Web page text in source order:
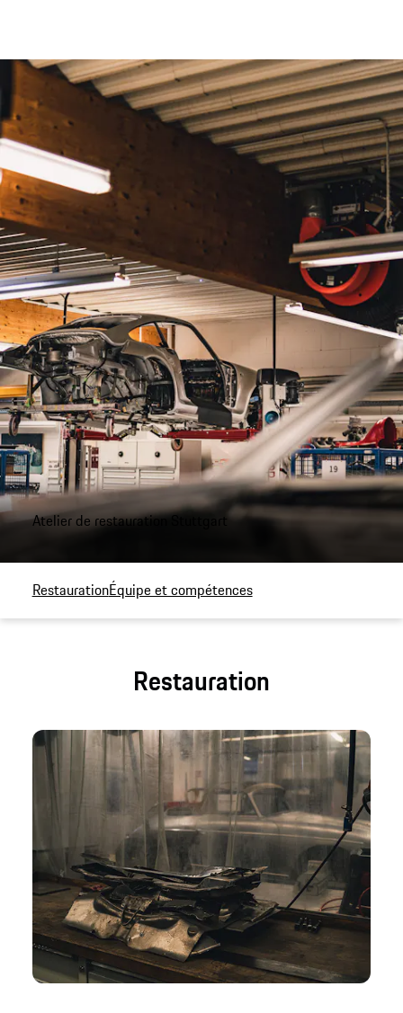
Atelier de restauration Stuttgart
RestaurationÉquipe et compétences
Restauration